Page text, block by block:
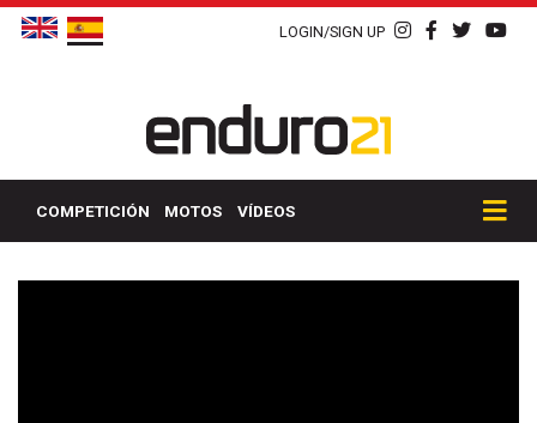
LOGIN/SIGN UP
COMPETICIÓN MOTOS VÍDEOS